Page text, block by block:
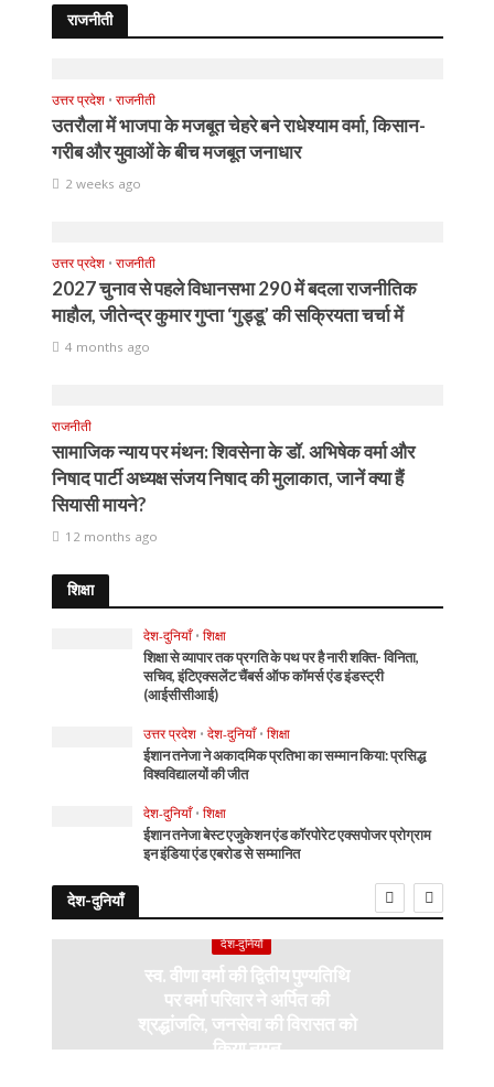
राजनीती
उत्तर प्रदेश • राजनीती
उतरौला में भाजपा के मजबूत चेहरे बने राधेश्याम वर्मा, किसान-
गरीब और युवाओं के बीच मजबूत जनाधार
2 weeks ago
उत्तर प्रदेश • राजनीती
2027 चुनाव से पहले विधानसभा 290 में बदला राजनीतिक
माहौल, जीतेन्द्र कुमार गुप्ता ‘गुड्डू’ की सक्रियता चर्चा में
4 months ago
राजनीती
सामाजिक न्याय पर मंथन: शिवसेना के डॉ. अभिषेक वर्मा और
निषाद पार्टी अध्यक्ष संजय निषाद की मुलाकात, जानें क्या हैं
सियासी मायने?
12 months ago
शिक्षा
देश-दुनियाँ • शिक्षा
शिक्षा से व्यापार तक प्रगति के पथ पर है नारी शक्ति- विनिता,
सचिव, इंटिएक्सलेंट चैंबर्स ऑफ कॉमर्स एंड इंडस्ट्री
(आईसीसीआई)
उत्तर प्रदेश • देश-दुनियाँ • शिक्षा
ईशान तनेजा ने अकादमिक प्रतिभा का सम्मान किया: प्रसिद्ध
विश्वविद्यालयों की जीत
देश-दुनियाँ • शिक्षा
ईशान तनेजा बेस्ट एजुकेशन एंड कॉरपोरेट एक्सपोजर प्रोग्राम
इन इंडिया एंड एबरोड से सम्मानित
देश-दुनियाँ
देश-दुनियाँ
स्व. वीणा वर्मा की द्वितीय पुण्यतिथि
पर वर्मा परिवार ने अर्पित की
श्रद्धांजलि, जनसेवा की विरासत को
किया नमन